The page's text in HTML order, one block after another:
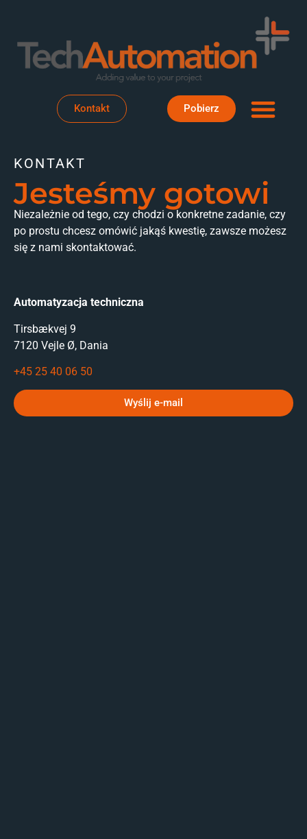
Kontakt Pobierz
KONTAKT
Jesteśmy gotowi
Niezależnie od tego, czy chodzi o konkretne zadanie, czy
po prostu chcesz omówić jakąś kwestię, zawsze możesz
się z nami skontaktować.
Automatyzacja techniczna
Tirsbækvej 9
7120 Vejle Ø, Dania
+45 25 40 06 50
Wyślij e-mail